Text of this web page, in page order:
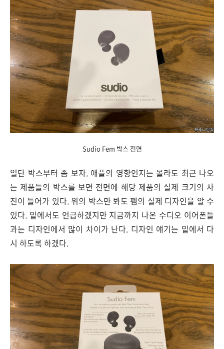
Sudio Fem 박스 전면
일단 박스부터 좀 보자. 애플의 영향인지는 몰라도 최근 나오
는 제품들의 박스를 보면 전면에 해당 제품의 실제 크기의 사
진이 들어가 있다. 위의 박스만 봐도 펨의 실제 디자인을 알 수
있다. 밑에서도 언급하겠지만 지금까지 나온 수디오 이어폰들
과는 디자인에서 많이 차이가 난다. 디자인 얘기는 밑에서 다
시 하도록 하겠다.